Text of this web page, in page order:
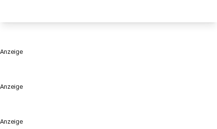
Anzeige
Anzeige
Anzeige